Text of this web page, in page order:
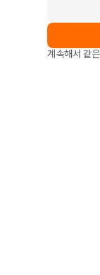
계속해서 같